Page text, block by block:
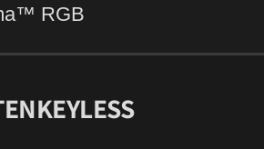
RGB